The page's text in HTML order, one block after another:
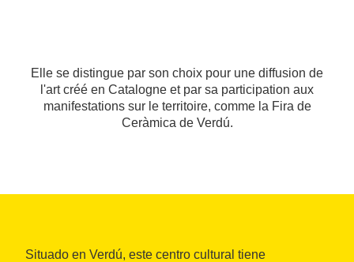
Elle se distingue par son choix pour une diffusion de
l'art créé en Catalogne et par sa participation aux
manifestations sur le territoire, comme la Fira de
Ceràmica de Verdú.
Situado en Verdú, este centro cultural tiene